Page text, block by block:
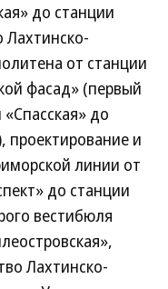
до станции
Лахтинско-
от станции
фасад» (первый
до
проектирование и
линии от
до станции
вестибюля
Лахтинско-